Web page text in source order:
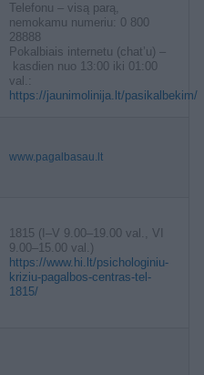
Telefonu – visą parą,
nemokamu numeriu: 0 800
28888
Pokalbiais internetu (chat’u) –
kasdien nuo 13:00 iki 01:00
val.:
https://jaunimolinija.lt/pasikalbekim/
www.pagalbasau.lt
1815 (I–V 9.00–19.00 val., VI
9.00–15.00 val.)
https://www.hi.lt/psichologiniu-
kriziu-pagalbos-centras-tel-
1815/